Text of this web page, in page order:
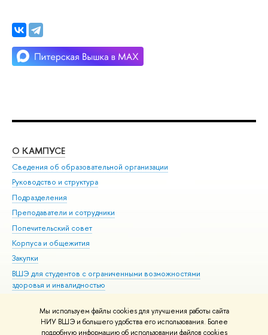
Мы используем файлы cookies для улучшения работы сайта
НИУ ВШЭ и большего удобства его использования. Более
подробную информацию об использовании файлов cookies
О КАМПУСЕ
Сведения об образовательной организации
Руководство и структура
Подразделения
Преподаватели и сотрудники
Попечительский совет
Корпуса и общежития
Закупки
ВШЭ для студентов с ограниченными возможностями
здоровья и инвалидностью
Единая платежная страница